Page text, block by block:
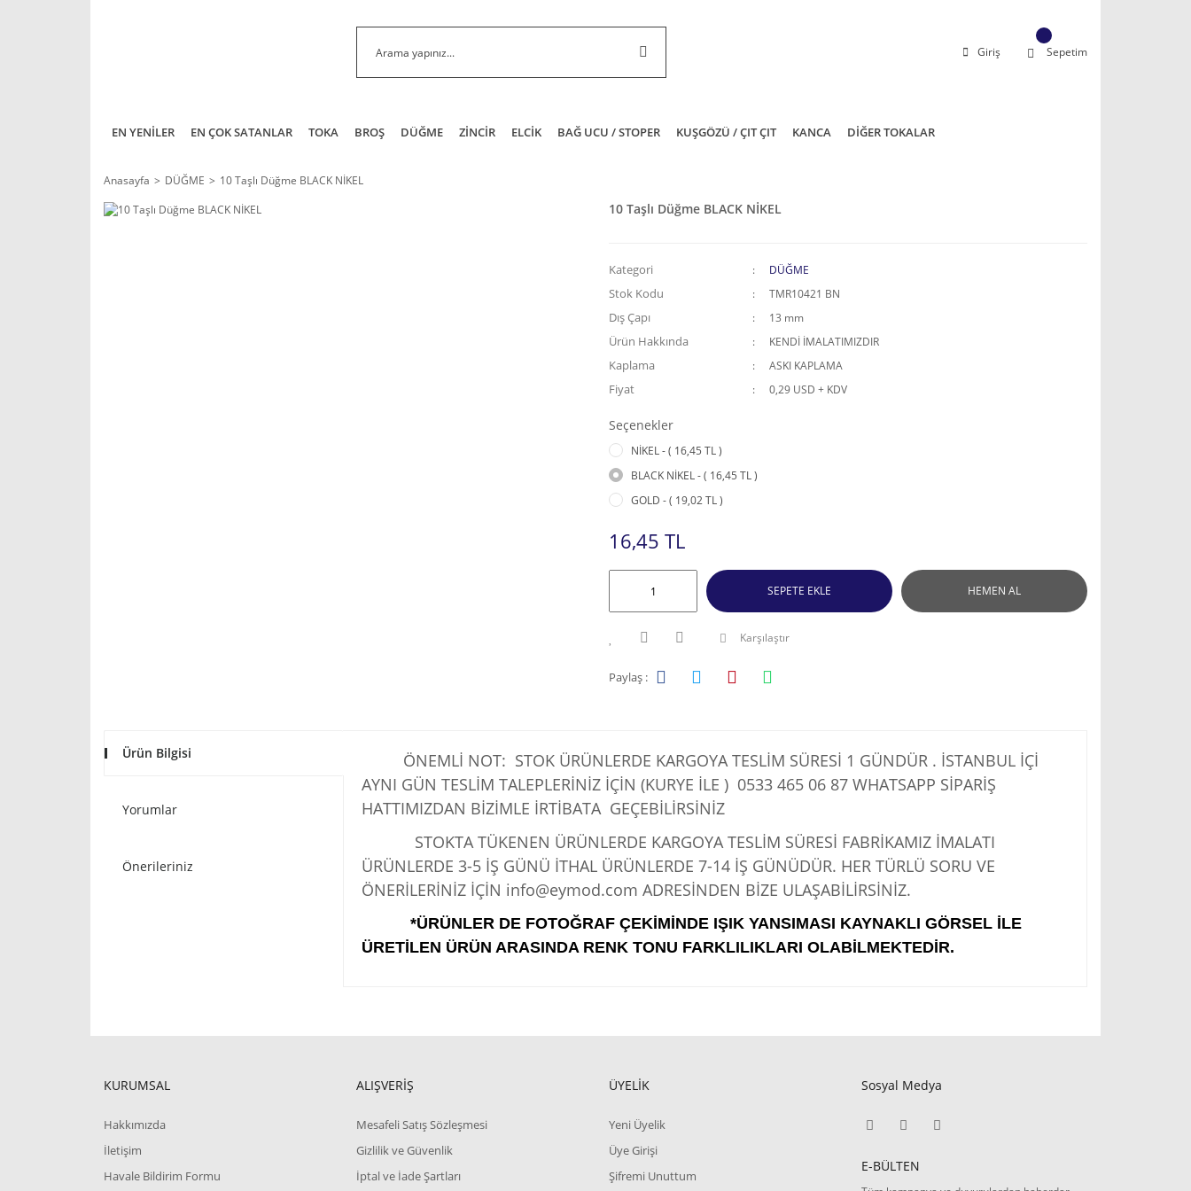
Giriş Sepetim
EN YENİLER EN ÇOK SATANLAR TOKA BROŞ DÜĞME ZİNCİR ELCİK BAĞ UCU / STOPER KUŞGÖZÜ / ÇIT ÇIT KANCA DİĞER TOKALAR
Anasayfa DÜĞME 10 Taşlı Düğme BLACK NİKEL
10 Taşlı Düğme BLACK NİKEL
Kategori DÜĞME
Stok Kodu TMR10421 BN
Dış Çapı 13 mm
Ürün Hakkında KENDİ İMALATIMIZDIR
Kaplama ASKI KAPLAMA
Fiyat 0,29 USD + KDV
Seçenekler
NİKEL - ( 16,45 TL )
BLACK NİKEL - ( 16,45 TL )
GOLD - ( 19,02 TL )
16,45 TL
SEPETE EKLE HEMEN AL
Karşılaştır
Paylaş :
Ürün Bilgisi
Yorumlar
Önerileriniz
ÖNEMLİ NOT: STOK ÜRÜNLERDE KARGOYA TESLİM SÜRESİ 1 GÜNDÜR . İSTANBUL İÇİ
AYNI GÜN TESLİM TALEPLERİNİZ İÇİN (KURYE İLE ) 0533 465 06 87 WHATSAPP SİPARİŞ
HATTIMIZDAN BİZİMLE İRTİBATA GEÇEBİLİRSİNİZ
STOKTA TÜKENEN ÜRÜNLERDE KARGOYA TESLİM SÜRESİ FABRİKAMIZ İMALATI
ÜRÜNLERDE 3-5 İŞ GÜNÜ İTHAL ÜRÜNLERDE 7-14 İŞ GÜNÜDÜR. HER TÜRLÜ SORU VE
ÖNERİLERİNİZ İÇİN info@eymod.com ADRESİNDEN BİZE ULAŞABİLİRSİNİZ.
*ÜRÜNLER DE FOTOĞRAF ÇEKİMİNDE IŞIK YANSIMASI KAYNAKLI GÖRSEL İLE
ÜRETİLEN ÜRÜN ARASINDA RENK TONU FARKLILIKLARI OLABİLMEKTEDİR.
KURUMSAL
Hakkımızda
İletişim
Havale Bildirim Formu
ALIŞVERİŞ
Mesafeli Satış Sözleşmesi
Gizlilik ve Güvenlik
İptal ve İade Şartları
ÜYELİK
Yeni Üyelik
Üye Girişi
Şifremi Unuttum
Sosyal Medya
E-BÜLTEN